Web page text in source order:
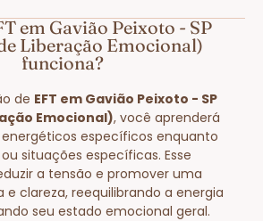
em Gavião Peixoto - SP
Liberação Emocional)
funciona?
de EFT em Gavião Peixoto - SP
Emocional), você aprenderá
específicos enquanto
situações específicas. Esse
a tensão e promover uma
clareza, reequilibrando a energia
seu estado emocional geral.